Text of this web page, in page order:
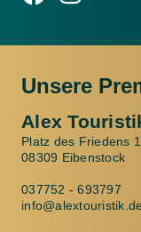
Unsere
Alex
Platz des Friedens 1
08309 Eibenstock
037752 - 693797